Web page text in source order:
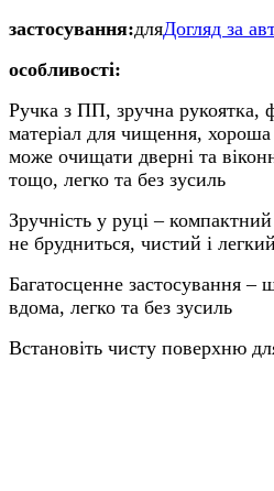
застосування:дляДогляд за
особливості:
Ручка з ПП, зручна рукоятка,
матеріал для чищення, хороша
може очищати дверні та
тощо, легко та без зусиль
Зручність у руці –
не брудниться, чистий і легкий
Багатосценне застосування –
вдома, легко та без зусиль
Встановіть чисту поверхню